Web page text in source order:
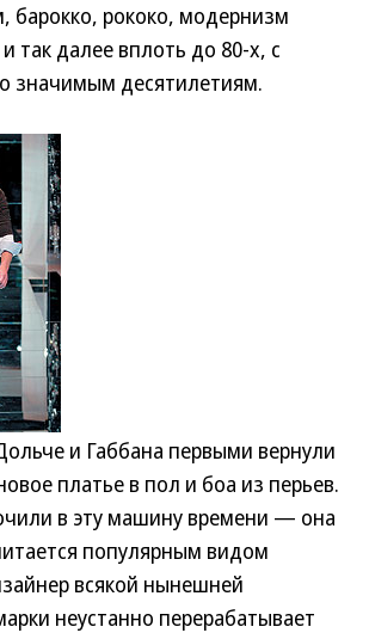
барокко, рококо, модернизм
так далее вплоть до 80-х, с
значимым десятилетиям.
и Габбана первыми вернули
платье в пол и боа из перьев.
в эту машину времени — она
популярным видом
всякой нынешней
неустанно перерабатывает